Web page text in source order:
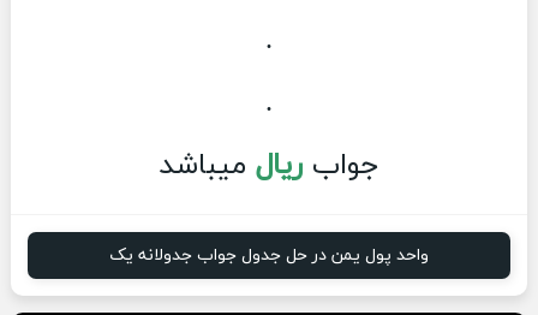
.
.
جواب ریال میباشد
واحد پول یمن در حل جدول جواب جدولانه یک